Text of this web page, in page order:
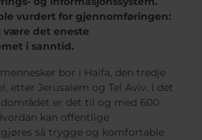
Choose your country:
Africa
Austria
Belgium
Bulgaria
Chile
Czech
Finland
France
Germany
Greece
vurdert for gjennomføringen:
være det eneste
i sanntid.
bor i Haifa, den tredje
etter Jerusalem og Tel Aviv. I det
er det til og med 600
kan offentlige
så trygge og komfortable